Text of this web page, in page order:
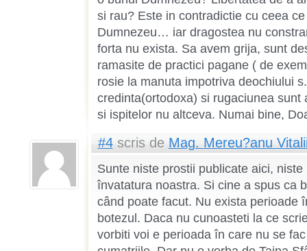
si rau? Este in contradictie cu ceea
Dumnezeu… iar dragostea nu
forta nu exista. Sa avem grija, sunt
ramasite de practici pagane ( de
rosie la manuta impotriva deochiului
credinta(ortodoxa) si rugaciunea sunt
si ispitelor nu altceva. Numai bine,
#4scris de Mag. Mereu?anu
Sunte niste prostii publicate aici,
învatatura noastra. Si cine a spus ca
când poate facut. Nu exista perioade
botezul. Daca nu cunoasteti la ce
vorbiti voi e perioada în care nu se